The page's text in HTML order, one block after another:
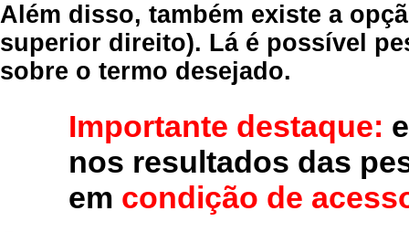
Além disso, também existe a
superior direito). Lá é possível
sobre o termo desejado.
Importante destaque:
nos resultados das
em condição de